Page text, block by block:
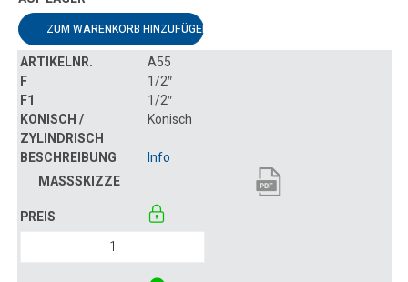
ZUM WARENKORB HINZUFÜGEN
A55
1/2″
1/2″
Konisch
Info